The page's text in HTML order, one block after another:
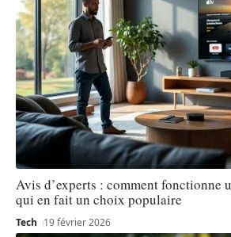
Avis d’experts : comment fonctionne
qui en fait un choix populaire
Tech 19 février 2026